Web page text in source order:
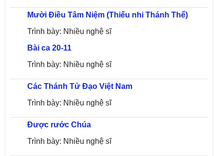
Mười Điều Tâm Niệm (Thiếu nhi Thánh Thể)
Trình bày: Nhiều nghệ sĩ
Bài ca 20-11
Trình bày: Nhiều nghệ sĩ
Các Thánh Tử Đạo Việt Nam
Trình bày: Nhiều nghệ sĩ
Được rước Chúa
Trình bày: Nhiều nghệ sĩ